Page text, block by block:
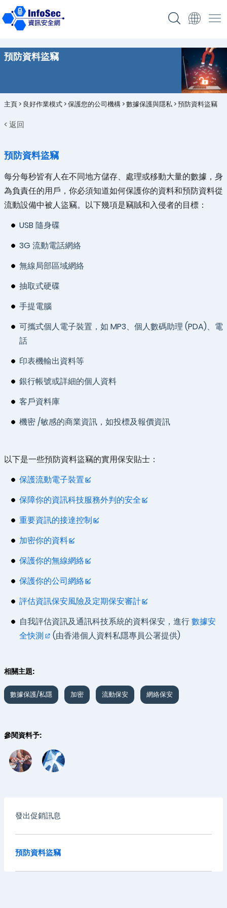
預防資料盜竊
主頁> 良好作業模式>保護您的公司機構>數據保護與隱私>預防資料盜竊
< 返回
發出促銷訊息
預防資料盜竊
預防資料盜竊
每分每秒皆有人在不同地方儲存、處理或移動大量的數據，身
為負責任的用戶，你必須知道如何保護你的資料和預防資料從
流動設備中被人盜竊。以下幾項是竊賊和入侵者的目標：
USB 隨身碟
3G 流動電話網絡
無線局部區域網絡
抽取式硬碟
手提電腦
可攜式個人電子裝置，如 MP3、個人數碼助理 (PDA)、電
話
印表機輸出資料等
銀行帳號或詳細的個人資料
客戶資料庫
機密 /敏感的商業資訊，如投標及報價資訊
以下是一些預防資料盜竊的實用保安貼士：
保護流動電子裝置
保障你的資訊科技服務外判的安全
重要資訊的接達控制
加密你的資料
保護你的無線網絡
保護你的公司網絡
評估資訊保安風險及定期保安審計
自我評估資訊及通訊科技系統的資料保安，進行數據安
全快測
(由香港個人資料私隱專員公署提供)
相關主題:
數據保護/私隱 加密 流動保安 網絡保安
參閱資料予: